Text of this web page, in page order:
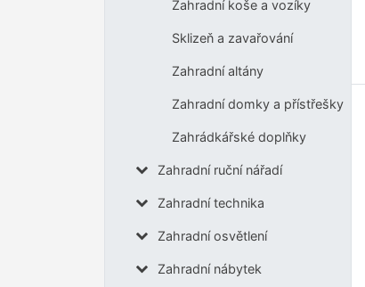
Zahradní koše a vozíky
Sklizeň a zavařování
Zahradní altány
Zahradní domky a přístřešky
Zahrádkářské doplňky
Zahradní ruční nářadí
Zahradní technika
Zahradní osvětlení
Zahradní nábytek